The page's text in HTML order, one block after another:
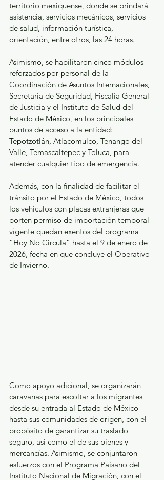
territorio mexiquense, donde se brindará
asistencia, servicios mecánicos, servicios
de salud, información turística,
orientación, entre otros, las 24 horas.
Asimismo, se habilitaron cinco módulos
reforzados por personal de la
Coordinación de Asuntos Internacionales,
Secretaría de Seguridad, Fiscalía General
de Justicia y el Instituto de Salud del
Estado de México, en los principales
puntos de acceso a la entidad:
Tepotzotlán, Atlacomulco, Tenango del
Valle, Temascaltepec y Toluca, para
atender cualquier tipo de emergencia.
Además, con la finalidad de facilitar el
tránsito por el Estado de México, todos
los vehículos con placas extranjeras que
porten permiso de importación temporal
vigente quedan exentos del programa
“Hoy No Circula” hasta el 9 de enero de
2026, fecha en que concluye el Operativo
de Invierno.
Como apoyo adicional, se organizarán
caravanas para escoltar a los migrantes
desde su entrada al Estado de México
hasta sus comunidades de origen, con el
propósito de garantizar su traslado
seguro, así como el de sus bienes y
mercancías. Asimismo, se conjuntaron
esfuerzos con el Programa Paisano del
Instituto Nacional de Migración, con el